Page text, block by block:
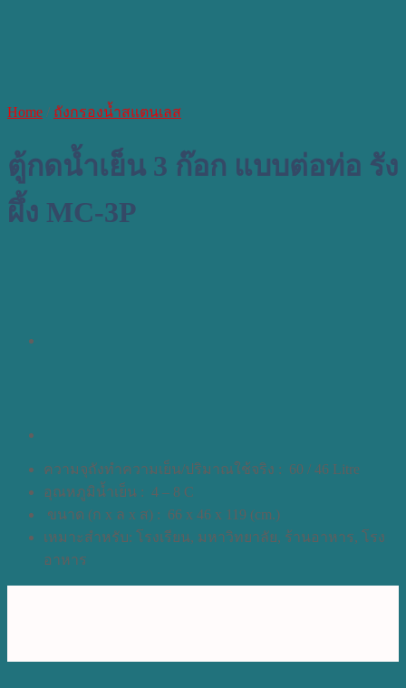
Home / ถังกรองน้ำสแตนเลส
ตู้กดน้ำเย็น 3 ก๊อก แบบต่อท่อ รัง
ผึ้ง MC-3P​
ความจุถังทำความเย็น/ปริมาณใช้จริง : 60 / 46 Litre
อุณหภูมิน้ำเย็น : 4 – 8 C
ขนาด (ก x ล x ส) : 66 x 46 x 119 (cm.)
เหมาะสำหรับ: โรงเรียน, มหาวิทยาลัย, ร้านอาหาร, โรง
อาหาร